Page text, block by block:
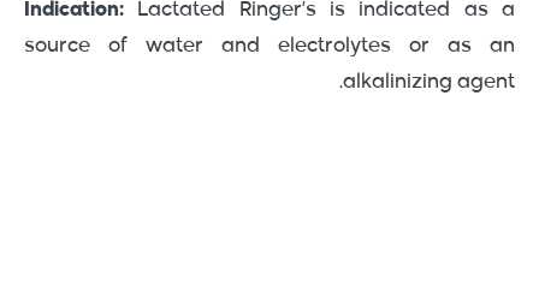
Indication:
Lactated Ringer’s is indicated as a
source of water and electrolytes or as an
alkalinizing agent.